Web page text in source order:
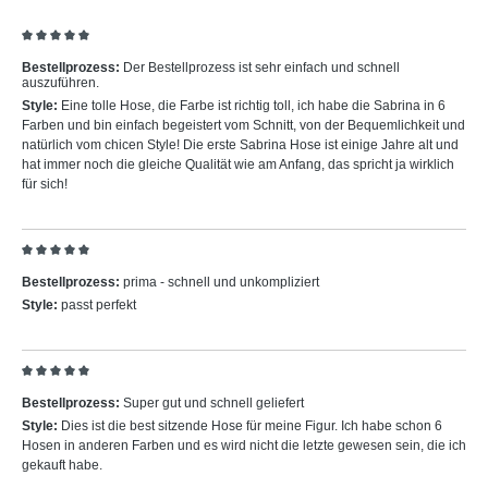
Bestellprozess: Der Bestellprozess ist sehr einfach und schnell
auszuführen.
Style: Eine tolle Hose, die Farbe ist richtig toll, ich habe die Sabrina in 6
Farben und bin einfach begeistert vom Schnitt, von der Bequemlichkeit und
natürlich vom chicen Style! Die erste Sabrina Hose ist einige Jahre alt und
hat immer noch die gleiche Qualität wie am Anfang, das spricht ja wirklich
für sich!
Bestellprozess: prima - schnell und unkompliziert
Style: passt perfekt
Bestellprozess: Super gut und schnell geliefert
Style: Dies ist die best sitzende Hose für meine Figur. Ich habe schon 6
Hosen in anderen Farben und es wird nicht die letzte gewesen sein, die ich
gekauft habe.